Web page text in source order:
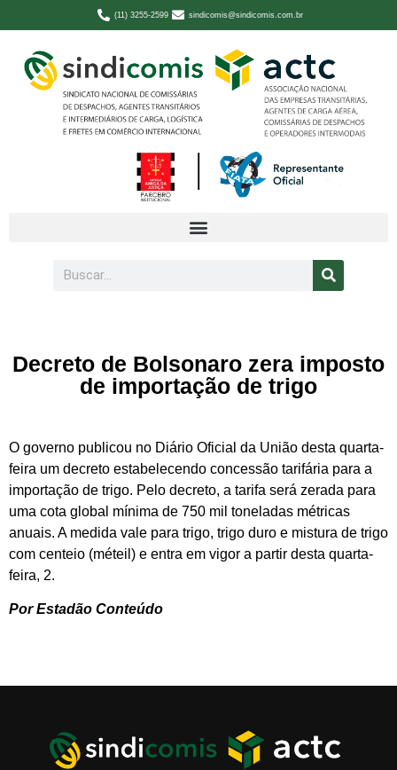
(11) 3255-2599 sindicomis@sindicomis.com.br
Decreto de Bolsonaro zera imposto
de importação de trigo
O governo publicou no Diário Oficial da União desta quarta-
feira um decreto estabelecendo concessão tarifária para a
importação de trigo. Pelo decreto, a tarifa será zerada para
uma cota global mínima de 750 mil toneladas métricas
anuais. A medida vale para trigo, trigo duro e mistura de trigo
com centeio (méteil) e entra em vigor a partir desta quarta-
feira, 2.
Por Estadão Conteúdo